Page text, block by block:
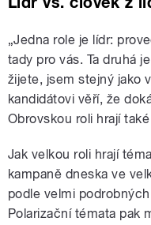
„Jedna role je lídr:
tady pro vás. Ta druhá
žijete, jsem stejný jako
kandidátovi věří, že
Obrovskou roli hrají
Jak velkou roli hrají
kampaně dneska ve
podle velmi
Polarizační témata pak